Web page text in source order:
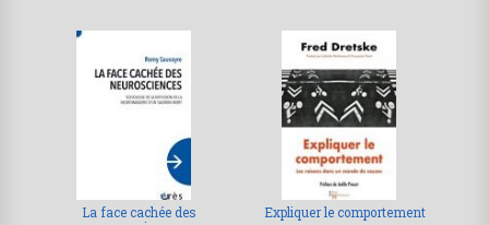
La face cachée des
Expliquer le comportement